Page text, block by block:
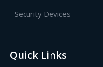
- Security Devices
Quick Links